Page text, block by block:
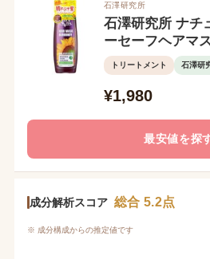
石澤研究所
石澤研究所 ナチ
ーセーフヘアマ
トリートメント 石澤研
¥1,980
最安値を探
成分解析スコア 総合 5.2点
※ 成分構成からの推定値です